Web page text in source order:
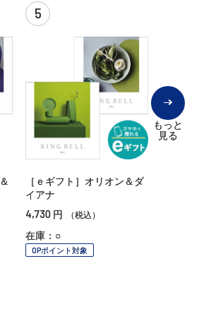
もっと
見る
5
［ｅギフト］オリオン＆ダ
イアナ
4,730 円 （税込）
在庫：○
OPポイント対象